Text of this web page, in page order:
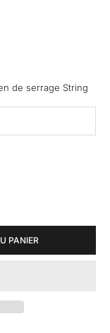
de serrage String
PANIER